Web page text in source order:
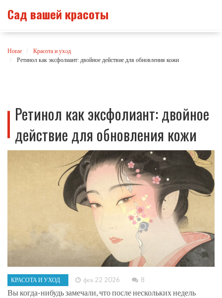
Сад вашей красоты
Home
Красота и уход
Ретинол как эксфолиант: двойное действие для обновления кожи
Ретинол как эксфолиант: двойное
действие для обновления кожи
КРАСОТА И УХОД фев 22 2026 8
Вы когда-нибудь замечали, что после нескольких недель